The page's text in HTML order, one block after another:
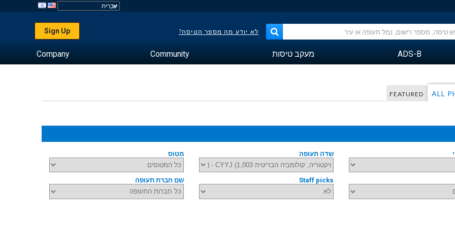
לא יודע מה מספר הטיסה? Sign Up
ADS-B מעקב טיסות Community
Company
FEATURED ALL
מטוס שדה תעופה
שם חברת תעופה Staff picks